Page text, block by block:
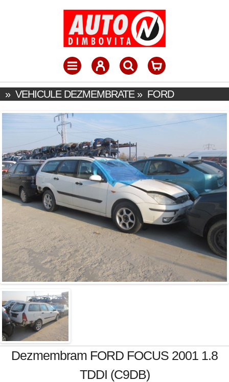
» VEHICULE DEZMEMBRATE» FORD
Dezmembram FORD FOCUS 2001 1.8
TDDI (C9DB)